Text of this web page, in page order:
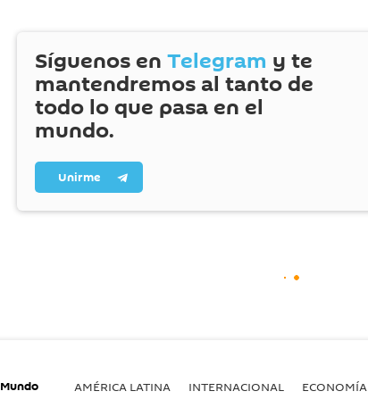
Síguenos en Telegram y te
mantendremos al tanto de
todo lo que pasa en el
mundo.
Unirme
Mundo AMÉRICA LATINA INTERNACIONAL ECONOMÍA